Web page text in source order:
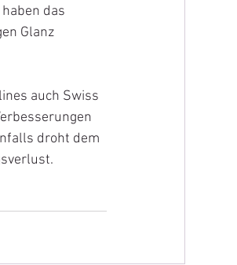
das
Glanz
auch Swiss
droht dem